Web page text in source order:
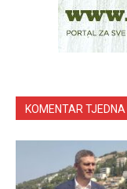
KOMENTAR TJEDNA